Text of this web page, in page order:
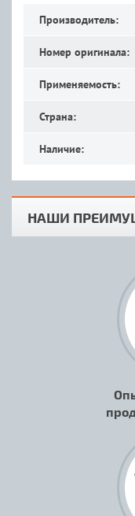
Производитель:
Номер оригинала:
Применяемость:
Страна:
Наличие:
НАШИ